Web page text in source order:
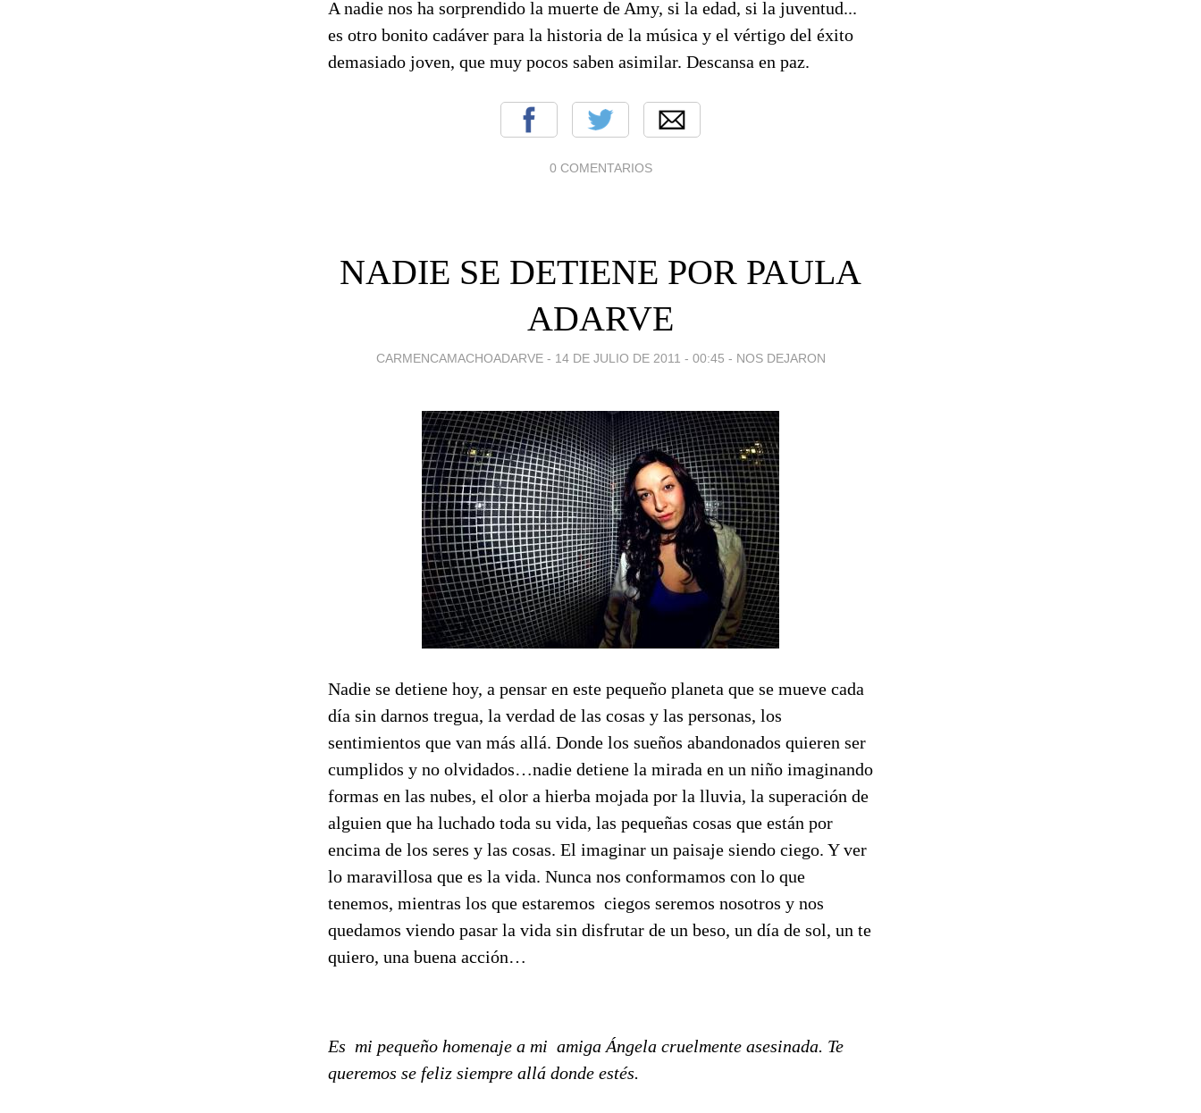
A nadie nos ha sorprendido la muerte de Amy, si la edad, si la juventud...
es otro bonito cadáver para la historia de la música y el vértigo del éxito
demasiado joven, que muy pocos saben asimilar. Descansa en paz.
0 COMENTARIOS
NADIE SE DETIENE POR PAULA
ADARVE
CARMENCAMACHOADARVE - 14 DE JULIO DE 2011 - 00:45 - NOS DEJARON
Nadie se detiene hoy, a pensar en este pequeño planeta que se mueve cada
día sin darnos tregua, la verdad de las cosas y las personas, los
sentimientos que van más allá. Donde los sueños abandonados quieren ser
cumplidos y no olvidados…nadie detiene la mirada en un niño imaginando
formas en las nubes, el olor a hierba mojada por la lluvia, la superación de
alguien que ha luchado toda su vida, las pequeñas cosas que están por
encima de los seres y las cosas. El imaginar un paisaje siendo ciego. Y ver
lo maravillosa que es la vida. Nunca nos conformamos con lo que
tenemos, mientras los que estaremos ciegos seremos nosotros y nos
quedamos viendo pasar la vida sin disfrutar de un beso, un día de sol, un te
quiero, una buena acción…
Es mi pequeño homenaje a mi amiga Ángela cruelmente asesinada. Te
queremos se feliz siempre allá donde estés.